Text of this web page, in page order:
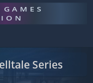
Series